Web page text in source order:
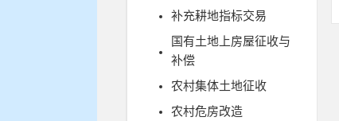
补充耕地指标交易
国有土地上房屋征收与
补偿
农村集体土地征收
农村危房改造